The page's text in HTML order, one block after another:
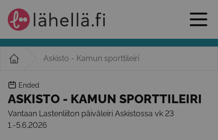
Askisto - Kamun sporttileiri
Ended
ASKISTO - KAMUN SPORTTILEIRI
Vantaan Lastenliiton päiväleiri Askistossa vk 23
1.-5.6.2026